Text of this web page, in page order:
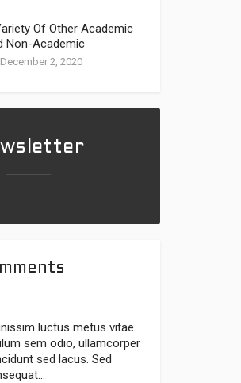
Of Other Academic
Non-Academic
Have Been
December 2, 2020
luctus metus vitae
sem odio, ullamcorper
sed lacus. Sed